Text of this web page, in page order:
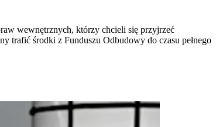
wewnętrznych, którzy chcieli się przyjrzeć
trafić środki z Funduszu Odbudowy do czasu pełnego